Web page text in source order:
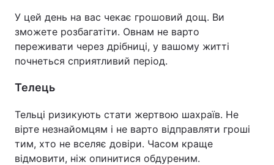
У цей день на вас чекає грошовий дощ. Ви
зможете розбагатіти. Овнам не варто
переживати через дрібниці, у вашому житті
почнеться сприятливий період.
Телець
Тельці ризикують стати жертвою шахраїв. Не
вірте незнайомцям і не варто відправляти гроші
тим, хто не вселяє довіри. Часом краще
відмовити, ніж опинитися обдуреним.